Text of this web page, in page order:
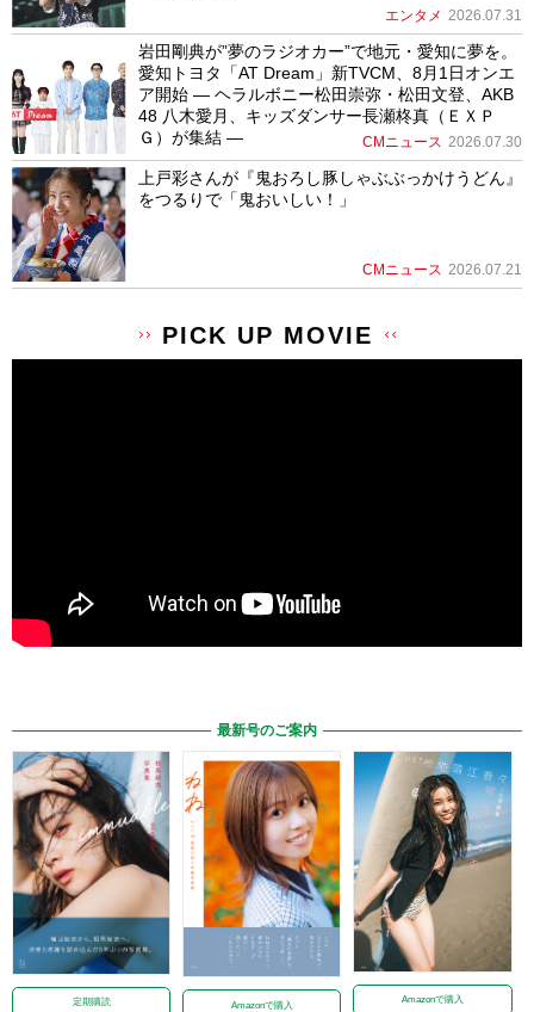
エンタメ 2026.07.31
岩田剛典が”夢のラジオカー”で地元・愛知に夢を。
愛知トヨタ「AT Dream」新TVCM、8月1日オンエ
ア開始 ― ヘラルボニー松田崇弥・松田文登、AKB
48 八木愛月、キッズダンサー長瀬柊真（ＥＸＰ
Ｇ）が集結 ―
CMニュース 2026.07.30
上戸彩さんが『鬼おろし豚しゃぶぶっかけうどん』
をつるりで「鬼おいしい！」
CMニュース 2026.07.21
PICK UP MOVIE
最新号のご案内
定期購読 Amazonで購入
Amazonで購入